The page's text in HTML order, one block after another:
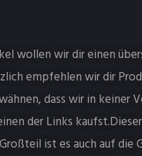
wollen wir dir einen
empfehlen wir dir
dass wir in
der Links
ist es auch auf